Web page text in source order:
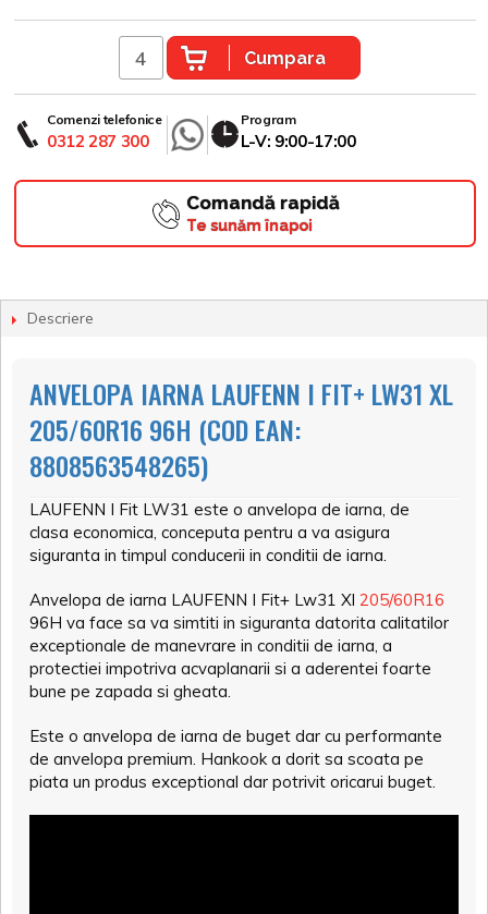
Cumpara
Comenzi telefonice
0312 287 300
Program
L-V: 9:00-17:00
Comandă rapidă
Te sunăm înapoi
Descriere
ANVELOPA IARNA LAUFENN I FIT+ LW31 XL
205/60R16 96H (COD EAN:
8808563548265)
LAUFENN I Fit LW31 este o anvelopa de iarna, de
clasa economica, conceputa pentru a va asigura
siguranta in timpul conducerii in conditii de iarna.
Anvelopa de iarna LAUFENN I Fit+ Lw31 Xl 205/60R16
96H va face sa va simtiti in siguranta datorita calitatilor
exceptionale de manevrare in conditii de iarna, a
protectiei impotriva acvaplanarii si a aderentei foarte
bune pe zapada si gheata.
Este o anvelopa de iarna de buget dar cu performante
de anvelopa premium. Hankook a dorit sa scoata pe
piata un produs exceptional dar potrivit oricarui buget.